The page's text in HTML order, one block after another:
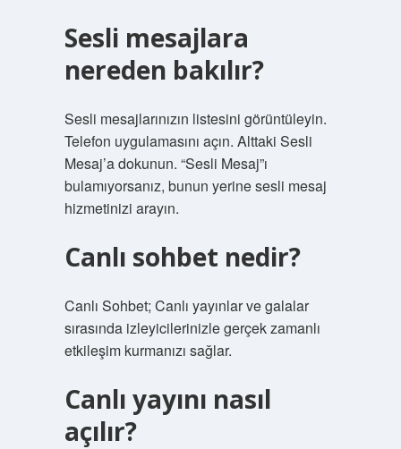
Sesli mesajlara
nereden bakılır?
Sesli mesajlarınızın listesini görüntüleyin.
Telefon uygulamasını açın. Alttaki Sesli
Mesaj’a dokunun. “Sesli Mesaj”ı
bulamıyorsanız, bunun yerine sesli mesaj
hizmetinizi arayın.
Canlı sohbet nedir?
Canlı Sohbet; Canlı yayınlar ve galalar
sırasında izleyicilerinizle gerçek zamanlı
etkileşim kurmanızı sağlar.
Canlı yayını nasıl
açılır?